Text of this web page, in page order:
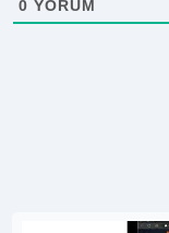
0 YORUM